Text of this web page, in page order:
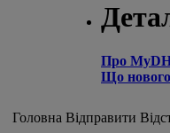
Про
Що
Головна Відправити